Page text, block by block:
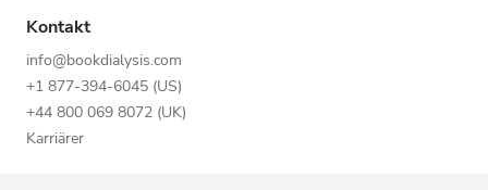
Kontakt
info@bookdialysis.com
+1 877-394-6045 (US)
+44 800 069 8072 (UK)
Karriärer